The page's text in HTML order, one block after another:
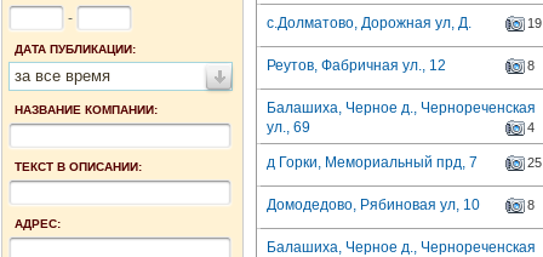
-
ДАТА ПУБЛИКАЦИИ:
за все время
НАЗВАНИЕ КОМПАНИИ:
ТЕКСТ В ОПИСАНИИ:
АДРЕС:
с.Долматово, Дорожная ул, Д. 19
Реутов, Фабричная ул., 12 8
Балашиха, Черное д., Чернореченская
ул., 69
4
д Горки, Мемориальный прд, 7 25
Домодедово, Рябиновая ул, 10 8
Балашиха, Черное д., Чернореченская